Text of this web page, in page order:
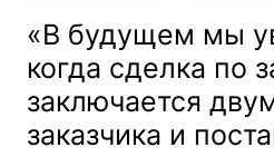
«В будущем мы
когда сделка по
заключается
заказчика и